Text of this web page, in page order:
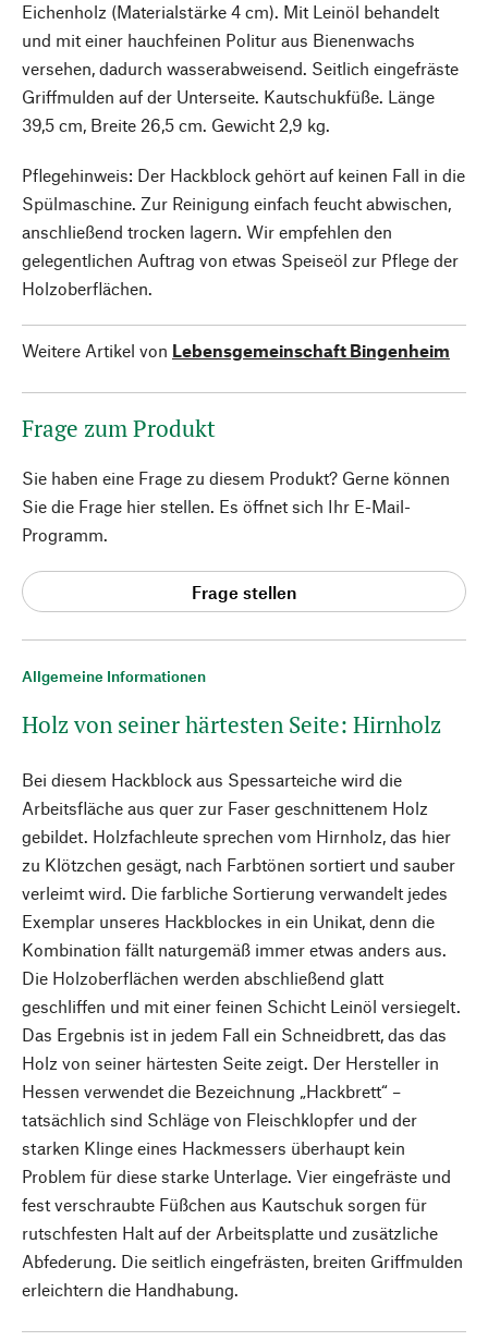
Allgemeine Informationen
Holz von seiner härtesten Seite: Hirnholz
Bei diesem Hackblock aus Spessarteiche wird die
Arbeitsfläche aus quer zur Faser geschnittenem Holz
gebildet. Holzfachleute sprechen vom Hirnholz, das hier
zu Klötzchen gesägt, nach Farbtönen sortiert und sauber
verleimt wird. Die farbliche Sortierung verwandelt jedes
Exemplar unseres Hackblockes in ein Unikat, denn die
Kombination fällt naturgemäß immer etwas anders aus.
Die Holzoberflächen werden abschließend glatt
geschliffen und mit einer feinen Schicht Leinöl versiegelt.
Das Ergebnis ist in jedem Fall ein Schneidbrett, das das
Holz von seiner härtesten Seite zeigt. Der Hersteller in
Hessen verwendet die Bezeichnung „Hackbrett“ –
tatsächlich sind Schläge von Fleischklopfer und der
starken Klinge eines Hackmessers überhaupt kein
Problem für diese starke Unterlage. Vier eingefräste und
fest verschraubte Füßchen aus Kautschuk sorgen für
rutschfesten Halt auf der Arbeitsplatte und zusätzliche
Abfederung. Die seitlich eingefrästen, breiten Griffmulden
erleichtern die Handhabung.
Eichenholz (Materialstärke 4 cm). Mit Leinöl behandelt
und mit einer hauchfeinen Politur aus Bienenwachs
versehen, dadurch wasserabweisend. Seitlich eingefräste
Griffmulden auf der Unterseite. Kautschukfüße. Länge
39,5 cm, Breite 26,5 cm. Gewicht 2,9 kg.
Pflegehinweis: Der Hackblock gehört auf keinen Fall in die
Spülmaschine. Zur Reinigung einfach feucht abwischen,
anschließend trocken lagern. Wir empfehlen den
gelegentlichen Auftrag von etwas Speiseöl zur Pflege der
Holzoberflächen.
Weitere Artikel von Lebensgemeinschaft Bingenheim
Frage zum Produkt
Sie haben eine Frage zu diesem Produkt? Gerne können
Sie die Frage hier stellen. Es öffnet sich Ihr E-Mail-
Programm.
Frage stellen